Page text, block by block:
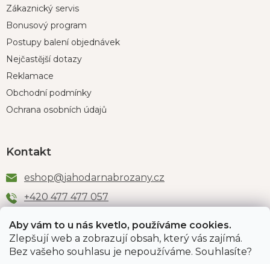
Aby vám to u nás kvetlo, používáme cookies.
Zlepšují web a zobrazují obsah, který vás zajímá.
Bez vašeho souhlasu je nepoužíváme. Souhlasíte?
Zákaznický servis
Bonusový program
Postupy balení objednávek
Nejčastější dotazy
Reklamace
Obchodní podmínky
Ochrana osobních údajů
Kontakt
eshop@jahodarnabrozany.cz
+420 477 477 057
Odběr newsletteru